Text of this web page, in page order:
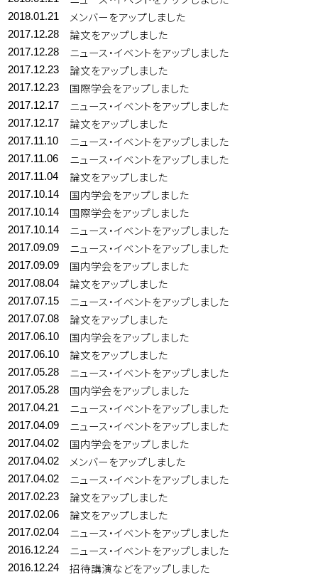
2018.01.21 メンバーをアップしました
2017.12.28 論文をアップしました
2017.12.28 ニュース・イベントをアップしました
2017.12.23 論文をアップしました
2017.12.23 国際学会をアップしました
2017.12.17 ニュース・イベントをアップしました
2017.12.17 論文をアップしました
2017.11.10 ニュース・イベントをアップしました
2017.11.06 ニュース・イベントをアップしました
2017.11.04 論文をアップしました
2017.10.14 国内学会をアップしました
2017.10.14 国際学会をアップしました
2017.10.14 ニュース・イベントをアップしました
2017.09.09 ニュース・イベントをアップしました
2017.09.09 国内学会をアップしました
2017.08.04 論文をアップしました
2017.07.15 ニュース・イベントをアップしました
2017.07.08 論文をアップしました
2017.06.10 国内学会をアップしました
2017.06.10 論文をアップしました
2017.05.28 ニュース・イベントをアップしました
2017.05.28 国内学会をアップしました
2017.04.21 ニュース・イベントをアップしました
2017.04.09 ニュース・イベントをアップしました
2017.04.02 国内学会をアップしました
2017.04.02 メンバーをアップしました
2017.04.02 ニュース・イベントをアップしました
2017.02.23 論文をアップしました
2017.02.06 論文をアップしました
2017.02.04 ニュース・イベントをアップしました
2016.12.24 ニュース・イベントをアップしました
2016.12.24 招待講演などをアップしました